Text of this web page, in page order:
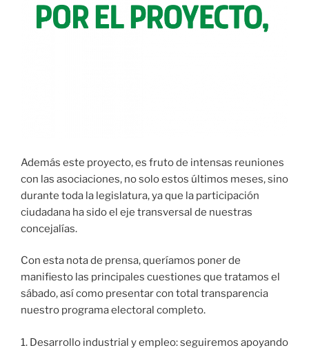
Además este proyecto, es fruto de intensas reuniones
con las asociaciones, no solo estos últimos meses, sino
durante toda la legislatura, ya que la participación
ciudadana ha sido el eje transversal de nuestras
concejalías.
Con esta nota de prensa, queríamos poner de
manifiesto las principales cuestiones que tratamos el
sábado, así como presentar con total transparencia
nuestro programa electoral completo.
1. Desarrollo industrial y empleo: seguiremos apoyando